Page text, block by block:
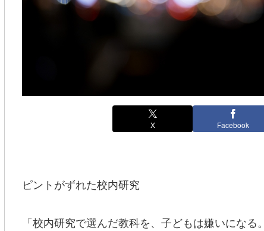
X Facebook
ピントがずれた校内研究
「校内研究で選んだ教科を、子どもは嫌いにな